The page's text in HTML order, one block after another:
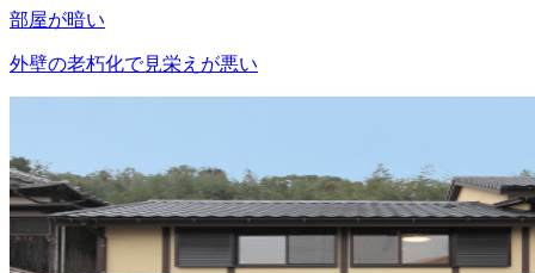
部屋が暗い
外壁の老朽化で見栄えが悪い